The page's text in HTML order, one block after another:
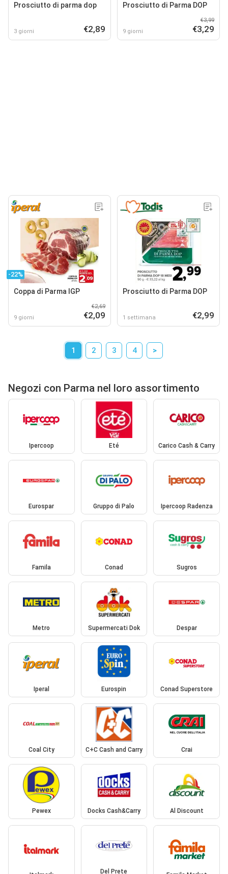
Prosciutto di parma dop
3 giorni €2,89
Prosciutto di Parma DOP
9 giorni
€3,99
€3,29
-22%
Coppa di Parma IGP
9 giorni
€2,69
€2,09
Prosciutto di Parma DOP
1 settimana €2,99
1 2 3 4 >
Negozi con Parma nel loro assortimento
Ipercoop Eté Carico Cash & Carry
Eurospar Gruppo di Palo Ipercoop Radenza
Famila Conad Sugros
Metro Supermercati Dok Despar
Iperal Eurospin Conad Superstore
Coal City C+C Cash and Carry Crai
Pewex Docks Cash&Carry Al Discount
Del Prete